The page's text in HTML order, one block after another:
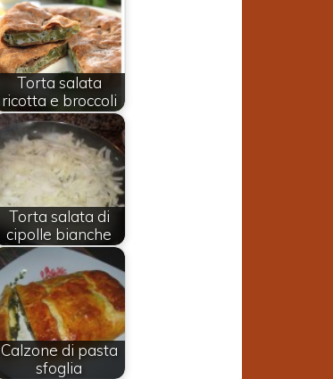
Torta salata
ricotta e broccoli
Torta salata di
cipolle bianche
Calzone di pasta
sfoglia